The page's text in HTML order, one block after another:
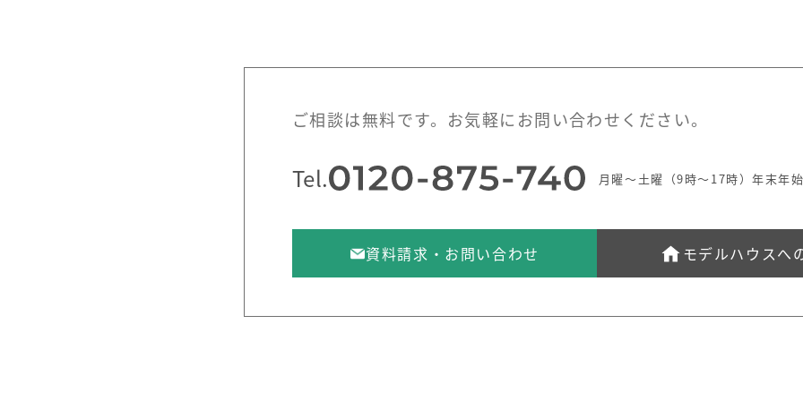
ご相談は無料です。お気軽にお問い合わせください。
Tel. 月曜～土曜（9時～17時）年末年始
資料請求・お問い合わせ モデルハウスへ